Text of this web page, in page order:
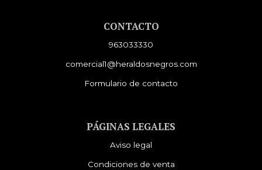
CONTACTO
963033330
comercial1@heraldosnegros.com
Formulario de contacto
PÁGINAS LEGALES
Aviso legal
Condiciones de venta